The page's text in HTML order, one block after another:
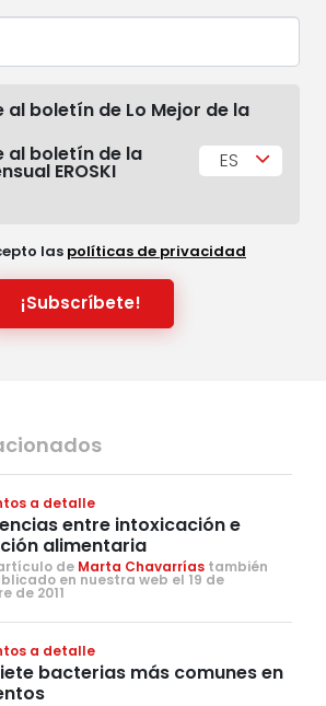
al boletín de Lo Mejor de la
al boletín de la
EROSKI ES
las políticas de privacidad
¡Subscríbete!
a detalle
entre intoxicación e
alimentaria
de Marta Chavarrías también
en nuestra web el 19 de
de 2011
a detalle
bacterias más comunes en